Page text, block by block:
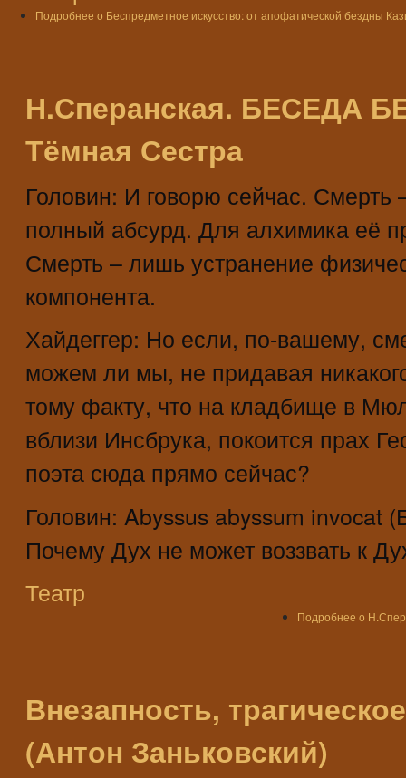
Подробнее о Беспредметное искусство: от апофатической бездны
Н.Сперанская. БЕСЕДА
Тёмная Сестра
Головин: И говорю сейчас. Смерть
полный абсурд. Для алхимика её
Смерть – лишь устранение
компонента.
Хайдеггер: Но если, по-вашему,
можем ли мы, не придавая
тому факту, что на кладбище в
вблизи Инсбрука, покоится прах
поэта сюда прямо сейчас?
Головин: Abyssus abyssum invocat
Почему Дух не может воззвать к
Театр
Подробнее о
Внезапность,
(Антон Заньковский)